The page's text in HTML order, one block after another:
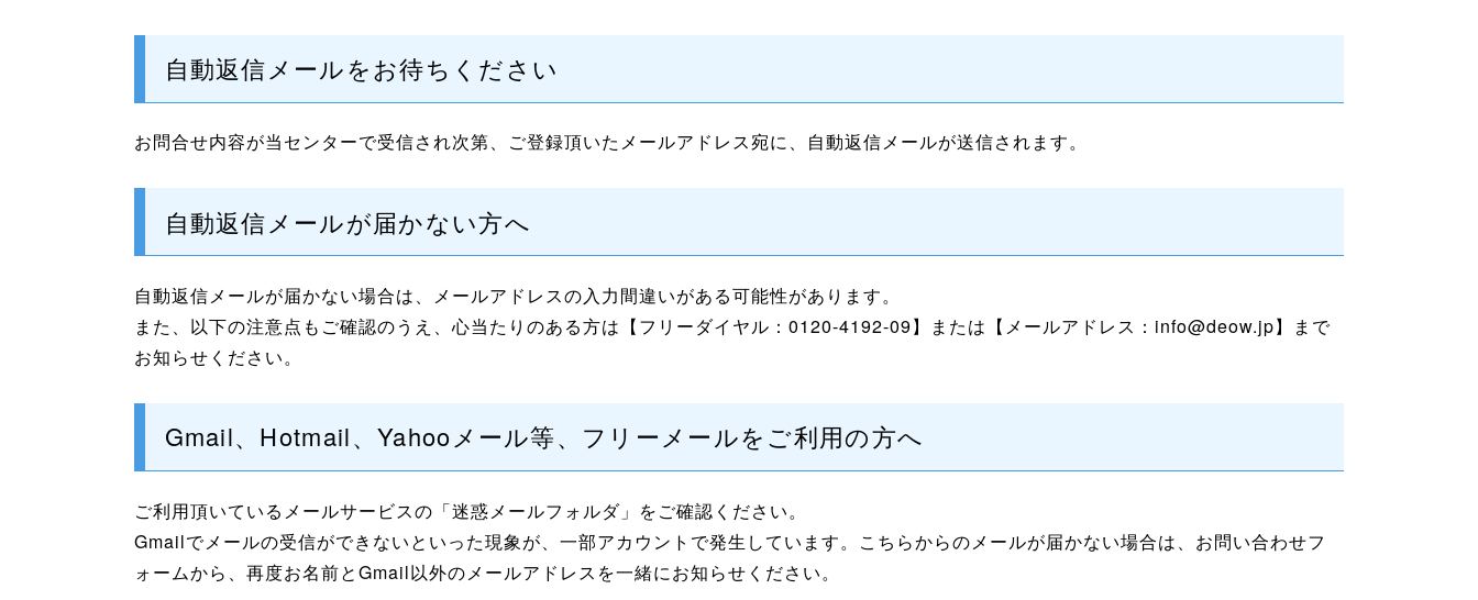
自動返信メールをお待ちください
お問合せ内容が当センターで受信され次第、ご登録頂いたメールアドレス宛に、自動返信メールが送信されます。
自動返信メールが届かない方へ
自動返信メールが届かない場合は、メールアドレスの入力間違いがある可能性があります。
また、以下の注意点もご確認のうえ、心当たりのある方は【フリーダイヤル：0120-4192-09】または【メールアドレス：info@deow.jp】まで
お知らせください。
Gmail、Hotmail、Yahooメール等、フリーメールをご利用の方へ
ご利用頂いているメールサービスの「迷惑メールフォルダ」をご確認ください。
Gmailでメールの受信ができないといった現象が、一部アカウントで発生しています。こちらからのメールが届かない場合は、お問い合わせフ
ォームから、再度お名前とGmail以外のメールアドレスを一緒にお知らせください。